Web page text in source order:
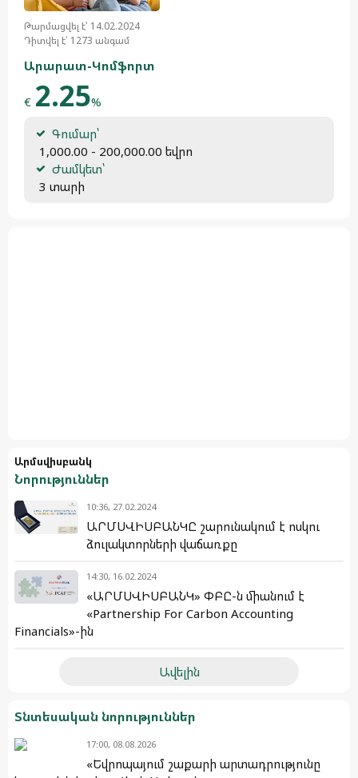
Թարմացվել է՝ 14.02.2024
Դիտվել է՝ 1273 անգամ
Արարատ-Կոմֆորտ
€ 2.25%
Գումար՝
1,000.00 - 200,000.00 եվրո
Ժամկետ՝
3 տարի
Արմսվիսբանկ
Նորություններ
10:36, 27.02.2024
ԱՐՄՍՎԻՍԲԱՆԿԸ շարունակում է ոսկու
ձուլակտորների վաճառքը
14:30, 16.02.2024
«ԱՐՄՍՎԻՍԲԱՆԿ» ՓԲԸ-ն միանում է
«Partnership For Carbon Accounting
Financials»-ին
Ավելին
Տնտեսական նորություններ
17:00, 08.08.2026
«Եվրոպայում շաքարի արտադրությունը